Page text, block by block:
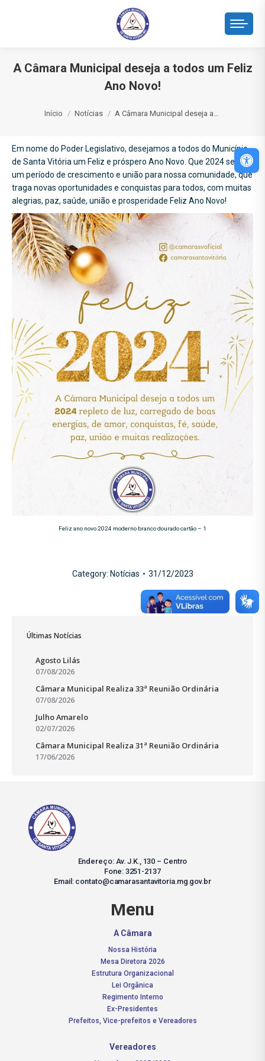
A Câmara Municipal deseja a todos um Feliz
Ano Novo!
Início Notícias A Câmara Municipal deseja a…
Em nome do Poder Legislativo, desejamos a todos do Município
de Santa Vitória um Feliz e próspero Ano Novo. Que 2024 seja
um período de crescimento e união para nossa comunidade, que
traga novas oportunidades e conquistas para todos, com muitas
alegrias, paz, saúde, união e prosperidade Feliz Ano Novo!
Feliz ano novo 2024 moderno branco dourado cartão – 1
Category: Notícias 31/12/2023
Últimas Notícias
Agosto Lilás
07/08/2026
Câmara Municipal Realiza 33ª Reunião Ordinária
07/08/2026
Julho Amarelo
02/07/2026
Câmara Municipal Realiza 31ª Reunião Ordinária
17/06/2026
Endereço: Av. J.K., 130 – Centro
Fone: 3251-2137
Email: contato@camarasantavitoria.mg.gov.br
Menu
A Câmara
Nossa História
Mesa Diretora 2026
Estrutura Organizacional
Lei Orgânica
Regimento Interno
Ex-Presidentes
Prefeitos, Vice-prefeitos e Vereadores
Vereadores